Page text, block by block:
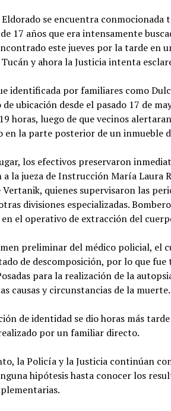
Eldorado se encuentra conmocionada
17 años que era intensamente
este jueves por la tarde en
y ahora la Justicia intenta
identificada por familiares como
ubicación desde el pasado 17 de
horas, luego de que vecinos
en la parte posterior de un inmueble
los efectivos preservaron
la jueza de Instrucción María Laura
Vertanik, quienes supervisaron las
divisiones especializadas.
el operativo de extracción del
preliminar del médico policial, el
de descomposición, por lo que
para la realización de la
causas y circunstancias de la muerte.
de identidad se dio horas más
por un familiar directo.
la Policía y la Justicia continúan
hipótesis hasta conocer los